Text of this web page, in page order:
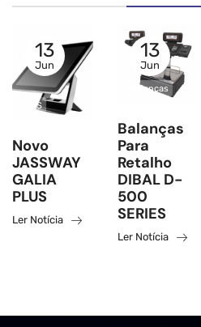
13
Jun
POS
Novo
JASSWAY
GALIA
PLUS
Ler Notícia
13
Jun
Balanças
Balanças
Para
Retalho
DIBAL D-
500
SERIES
Ler Notícia